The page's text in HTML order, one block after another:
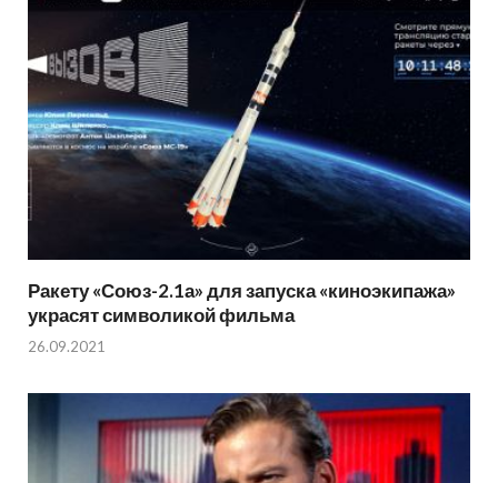
Ракету «Союз-2.1а» для запуска «киноэкипажа»
украсят символикой фильма
26.09.2021